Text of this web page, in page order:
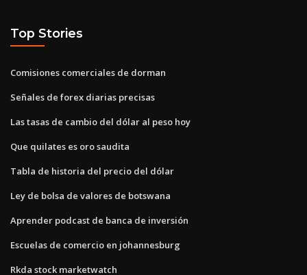
Top Stories
Comisiones comerciales de dorman
Señales de forex diarias precisas
Las tasas de cambio del dólar al peso hoy
Que quilates es oro saudita
Tabla de historia del precio del dólar
Ley de bolsa de valores de botswana
Aprender podcast de banca de inversión
Escuelas de comercio en johannesburg
Rkda stock marketwatch